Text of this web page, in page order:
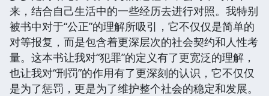
来，结合自己生活中的一些经历去进行对照。我特别
被书中对于“公正”的理解所吸引，它不仅仅是简单的
对等报复，而是包含着更深层次的社会契约和人性考
量。这本书让我对“犯罪”的定义有了更宽泛的理解，
也让我对“刑罚”的作用有了更深刻的认识，它不仅仅
是为了惩罚，更是为了维护整个社会的稳定和发展。